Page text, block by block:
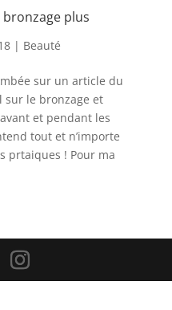
plus
| Beauté
sur un article du
sur le bronzage et
et pendant les
tout et n’importe
prtaiques ! Pour ma